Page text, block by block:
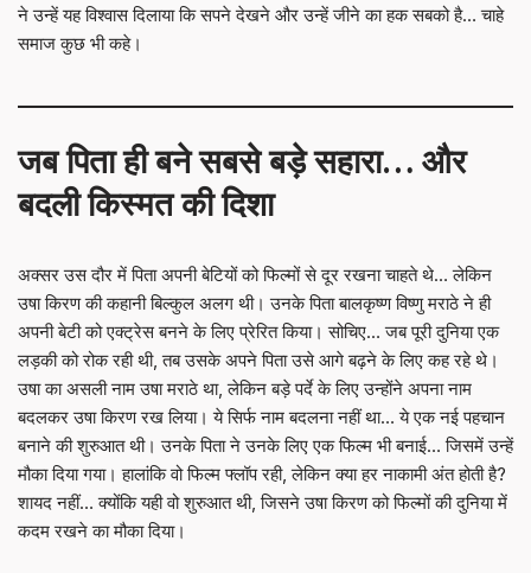
ने उन्हें यह विश्वास दिलाया कि सपने देखने और उन्हें जीने का हक सबको है… चाहे
समाज कुछ भी कहे।
जब पिता ही बने सबसे बड़े सहारा… और
बदली किस्मत की दिशा
अक्सर उस दौर में पिता अपनी बेटियों को फिल्मों से दूर रखना चाहते थे… लेकिन
उषा किरण की कहानी बिल्कुल अलग थी। उनके पिता बालकृष्ण विष्णु मराठे ने ही
अपनी बेटी को एक्ट्रेस बनने के लिए प्रेरित किया। सोचिए… जब पूरी दुनिया एक
लड़की को रोक रही थी, तब उसके अपने पिता उसे आगे बढ़ने के लिए कह रहे थे।
उषा का असली नाम उषा मराठे था, लेकिन बड़े पर्दे के लिए उन्होंने अपना नाम
बदलकर उषा किरण रख लिया। ये सिर्फ नाम बदलना नहीं था… ये एक नई पहचान
बनाने की शुरुआत थी। उनके पिता ने उनके लिए एक फिल्म भी बनाई… जिसमें उन्हें
मौका दिया गया। हालांकि वो फिल्म फ्लॉप रही, लेकिन क्या हर नाकामी अंत होती है?
शायद नहीं… क्योंकि यही वो शुरुआत थी, जिसने उषा किरण को फिल्मों की दुनिया में
कदम रखने का मौका दिया।